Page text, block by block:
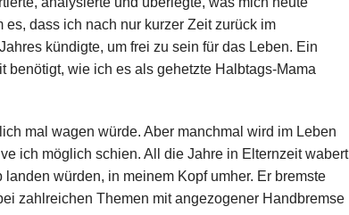
dass ich nach nur kurzer Zeit zurück im
kündigte, um frei zu sein für das Leben. Ein
benötigt, wie ich es als gehetzte Halbtags-Mama
mal wagen würde. Aber manchmal wird im Leben
ich möglich schien. All die Jahre in Elternzeit wabert
würden, in meinem Kopf umher. Er bremste
zahlreichen Themen mit angezogener Handbremse